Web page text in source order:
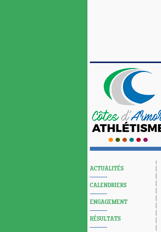
ACTUALITÉS
CALENDRIERS
ENGAGEMENT
RÉSULTATS